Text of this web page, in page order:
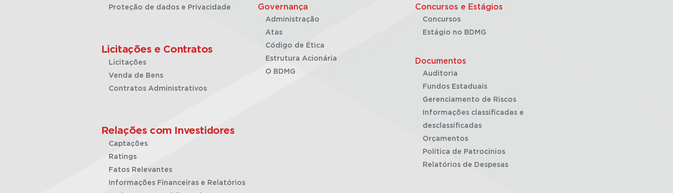
Proteção de dados e Privacidade
Licitações e Contratos
Licitações
Venda de Bens
Contratos Administrativos
Relações com Investidores
Captações
Ratings
Fatos Relevantes
Informações Financeiras e Relatórios
Governança
Administração
Atas
Código de Ética
Estrutura Acionária
O BDMG
Concursos e Estágios
Concursos
Estágio no BDMG
Documentos
Auditoria
Fundos Estaduais
Gerenciamento de Riscos
Informações classificadas e
desclassificadas
Orçamentos
Política de Patrocínios
Relatórios de Despesas